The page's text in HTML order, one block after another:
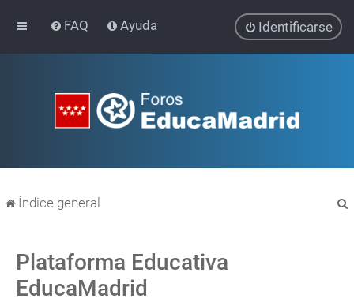
FAQ Ayuda Identificarse
Índice general
Plataforma Educativa
EducaMadrid